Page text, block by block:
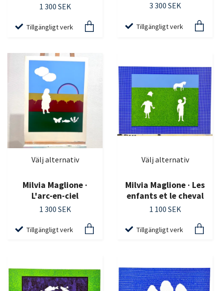
1 300 SEK
Tillgängligt verk
3 300 SEK
Tillgängligt verk
Välj alternativ
Milvia Maglione ·
L'arc-en-ciel
1 300 SEK
Tillgängligt verk
Välj alternativ
Milvia Maglione · Les
enfants et le cheval
1 100 SEK
Tillgängligt verk